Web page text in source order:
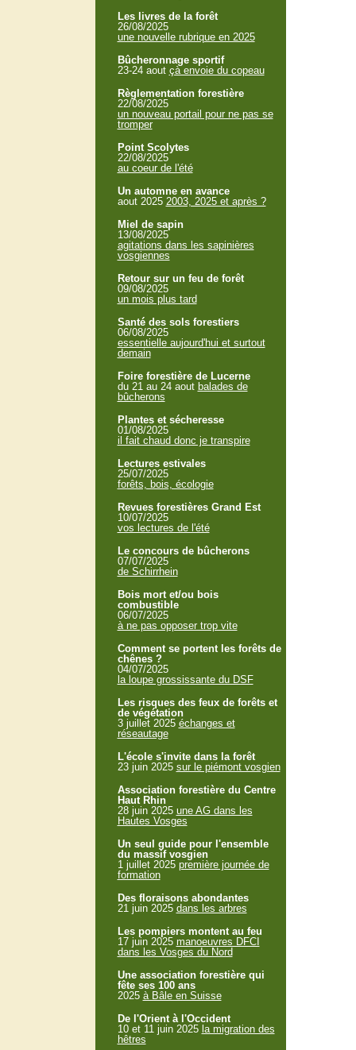
Les livres de la forêt
26/08/2025
une nouvelle rubrique en 2025
Bûcheronnage sportif
23-24 aout çà envoie du copeau
Règlementation forestière
22/08/2025
un nouveau portail pour ne pas se
tromper
Point Scolytes
22/08/2025
au coeur de l'été
Un automne en avance
aout 2025 2003, 2025 et après ?
Miel de sapin
13/08/2025
agitations dans les sapinières
vosgiennes
Retour sur un feu de forêt
09/08/2025
un mois plus tard
Santé des sols forestiers
06/08/2025
essentielle aujourd'hui et surtout
demain
Foire forestière de Lucerne
du 21 au 24 aout balades de
bûcherons
Plantes et sécheresse
01/08/2025
il fait chaud donc je transpire
Lectures estivales
25/07/2025
forêts, bois, écologie
Revues forestières Grand Est
10/07/2025
vos lectures de l'été
Le concours de bûcherons
07/07/2025
de Schirrhein
Bois mort et/ou bois
combustible
06/07/2025
à ne pas opposer trop vite
Comment se portent les forêts de
chênes ?
04/07/2025
la loupe grossissante du DSF
Les risques des feux de forêts et
de végétation
3 juillet 2025 échanges et
réseautage
L'école s'invite dans la forêt
23 juin 2025 sur le piémont vosgien
Association forestière du Centre
Haut Rhin
28 juin 2025 une AG dans les
Hautes Vosges
Un seul guide pour l'ensemble
du massif vosgien
1 juillet 2025 première journée de
formation
Des floraisons abondantes
21 juin 2025 dans les arbres
Les pompiers montent au feu
17 juin 2025 manoeuvres DFCI
dans les Vosges du Nord
Une association forestière qui
fête ses 100 ans
2025 à Bâle en Suisse
De l'Orient à l'Occident
10 et 11 juin 2025 la migration des
hêtres